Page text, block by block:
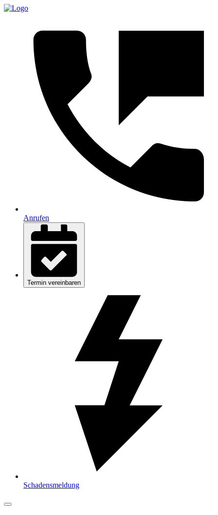
Anrufen
Termin vereinbaren
Schadensmeldung